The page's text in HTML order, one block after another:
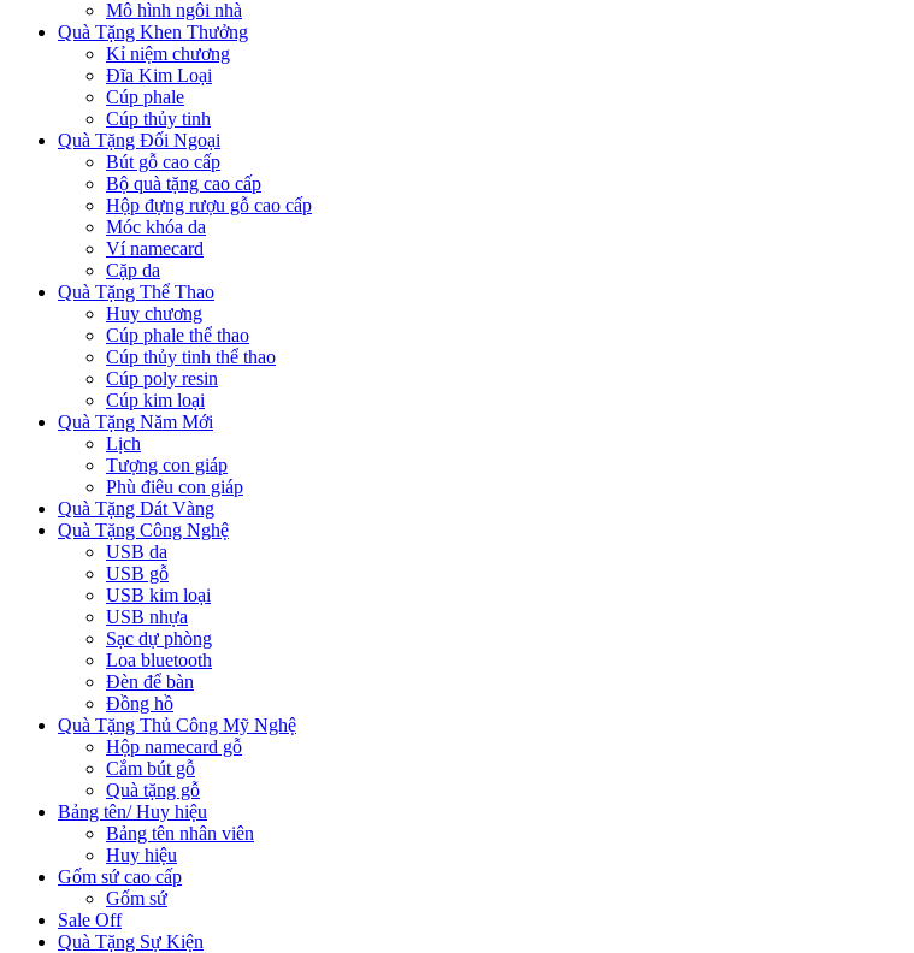
Mô hình ngôi nhà
Quà Tặng Khen Thưởng
Kỉ niệm chương
Đĩa Kim Loại
Cúp phale
Cúp thủy tinh
Quà Tặng Đối Ngoại
Bút gỗ cao cấp
Bộ quà tặng cao cấp
Hộp đựng rượu gỗ cao cấp
Móc khóa da
Ví namecard
Cặp da
Quà Tặng Thể Thao
Huy chương
Cúp phale thể thao
Cúp thủy tinh thể thao
Cúp poly resin
Cúp kim loại
Quà Tặng Năm Mới
Lịch
Tượng con giáp
Phù điêu con giáp
Quà Tặng Dát Vàng
Quà Tặng Công Nghệ
USB da
USB gỗ
USB kim loại
USB nhựa
Sạc dự phòng
Loa bluetooth
Đèn để bàn
Đồng hồ
Quà Tặng Thủ Công Mỹ Nghệ
Hộp namecard gỗ
Cắm bút gỗ
Quà tặng gỗ
Bảng tên/ Huy hiệu
Bảng tên nhân viên
Huy hiệu
Gốm sứ cao cấp
Gốm sứ
Sale Off
Quà Tặng Sự Kiện